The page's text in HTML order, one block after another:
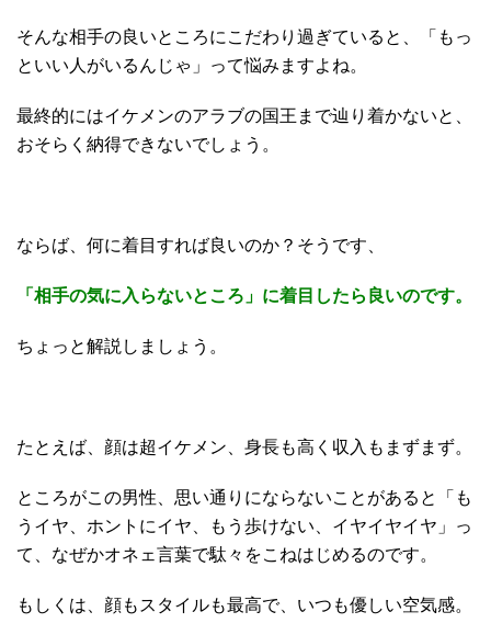
そんな相手の良いところにこだわり過ぎていると、「もっ
といい人がいるんじゃ」って悩みますよね。
最終的にはイケメンのアラブの国王まで辿り着かないと、
おそらく納得できないでしょう。
ならば、何に着目すれば良いのか？そうです、
「相手の気に入らないところ」に着目したら良いのです。
ちょっと解説しましょう。
たとえば、顔は超イケメン、身長も高く収入もまずまず。
ところがこの男性、思い通りにならないことがあると「も
うイヤ、ホントにイヤ、もう歩けない、イヤイヤイヤ」っ
て、なぜかオネェ言葉で駄々をこねはじめるのです。
もしくは、顔もスタイルも最高で、いつも優しい空気感。